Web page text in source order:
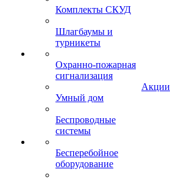
Комплекты СКУД
Шлагбаумы и
турникеты
Охранно-пожарная
сигнализация
Умный дом
Беспроводные
системы
Бесперебойное
оборудование
Акции